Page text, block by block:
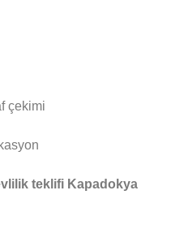
çekimi
teklifi Kapadokya